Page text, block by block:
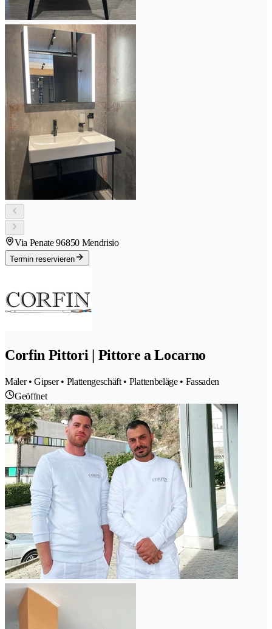
Via Penate 96850 Mendrisio
Termin reservieren
Corfin Pittori | Pittore a Locarno
Maler • Gipser • Plattengeschäft • Plattenbeläge • Fassaden
Geöffnet